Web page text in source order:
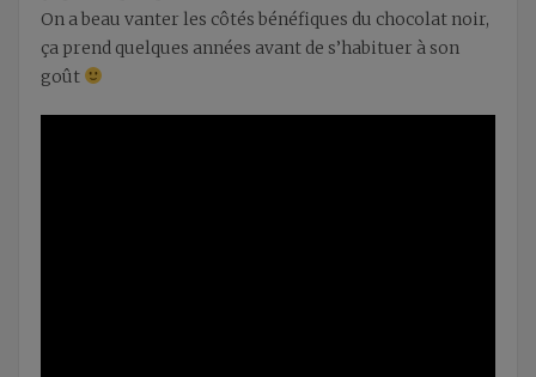
On a beau vanter les côtés bénéfiques du chocolat noir,
ça prend quelques années avant de s’habituer à son
goût